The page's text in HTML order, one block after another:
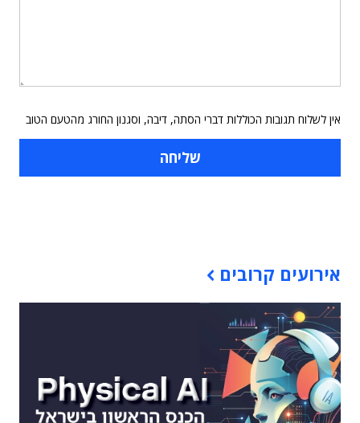
אין לשלוח תגובות הכוללות דברי הסתה, דיבה, וסגנון החורג מהטעם הטוב
אירועים קרובים